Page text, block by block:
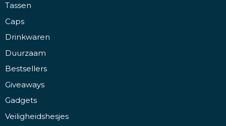
Tassen
Caps
Drinkwaren
Duurzaam
Bestsellers
Giveaways
Gadgets
Veiligheidshesjes